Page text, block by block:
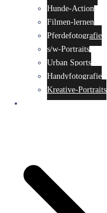
Hunde-Action
Filmen-lernen
Pferdefotografie
s/w-Portraits
Urban Sports
Handyfotografie
Kreative-Portraits